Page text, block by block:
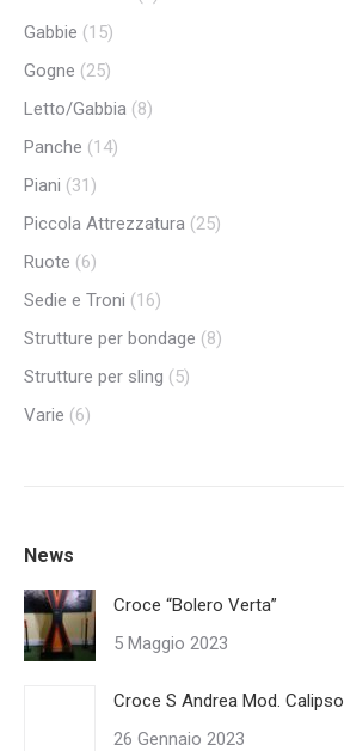
Gabbie (15)
Gogne (25)
Letto/Gabbia (8)
Panche (14)
Piani (31)
Piccola Attrezzatura (25)
Ruote (6)
Sedie e Troni (16)
Strutture per bondage (8)
Strutture per sling (5)
Varie (6)
News
Croce “Bolero Verta”
5 Maggio 2023
Croce S Andrea Mod. Calipso
26 Gennaio 2023